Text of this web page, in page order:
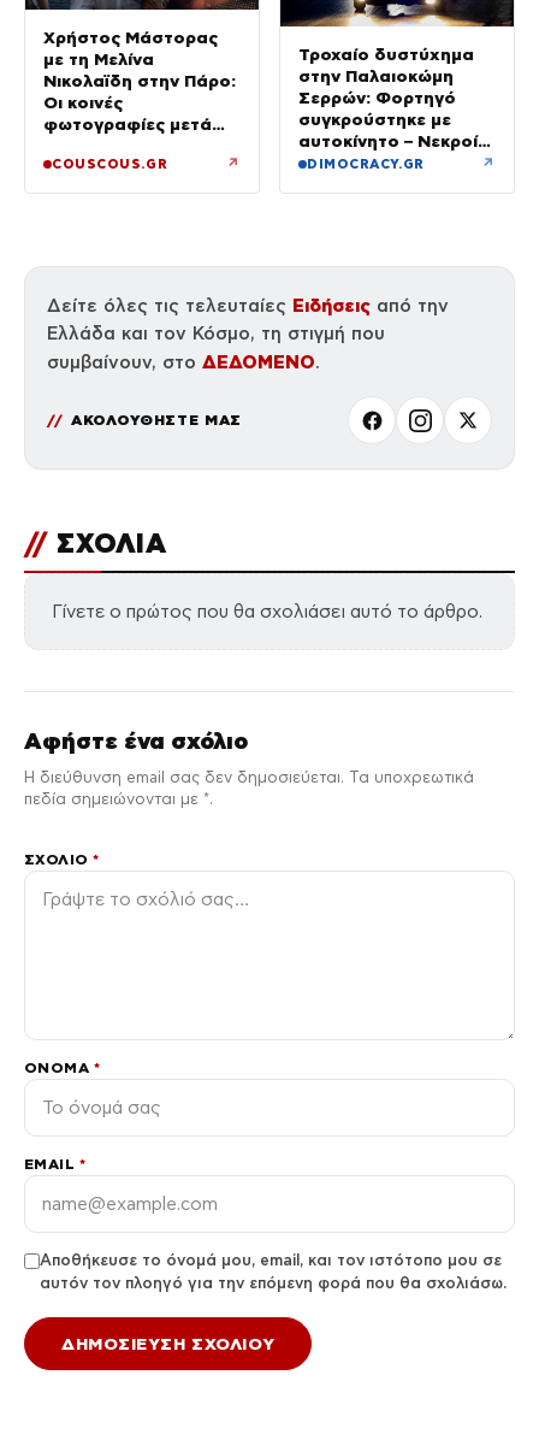
Χρήστος Μάστορας
με τη Μελίνα
Νικολαϊδη στην Πάρο:
Οι κοινές
φωτογραφίες μετά
τη Γαρυφαλιά
COUSCOUS.GR ↗
Τροχαίο δυστύχημα
στην Παλαιοκώμη
Σερρών: Φορτηγό
συγκρούστηκε με
αυτοκίνητο – Νεκροί
οι επιβάτες του ΙΧ
DIMOCRACY.GR ↗
Δείτε όλες τις τελευταίες Ειδήσεις από την
Ελλάδα και τον Κόσμο, τη στιγμή που
συμβαίνουν, στο ΔΕΔΟΜΕΝΟ.
ΑΚΟΛΟΥΘΗΣΤΕ ΜΑΣ
// ΣΧΟΛΙΑ
Γίνετε ο πρώτος που θα σχολιάσει αυτό το άρθρο.
Αφήστε ένα σχόλιο
Η διεύθυνση email σας δεν δημοσιεύεται. Τα υποχρεωτικά
πεδία σημειώνονται με *.
ΣΧΌΛΙΟ*
ΌΝΟΜΑ *
EMAIL *
Αποθήκευσε το όνομά μου, email, και τον ιστότοπο μου σε
αυτόν τον πλοηγό για την επόμενη φορά που θα σχολιάσω.